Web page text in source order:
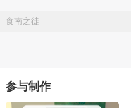
参与制作